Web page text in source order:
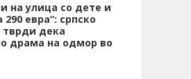
на улица со дете и
евра“: српско
тврди дека
драма на одмор во